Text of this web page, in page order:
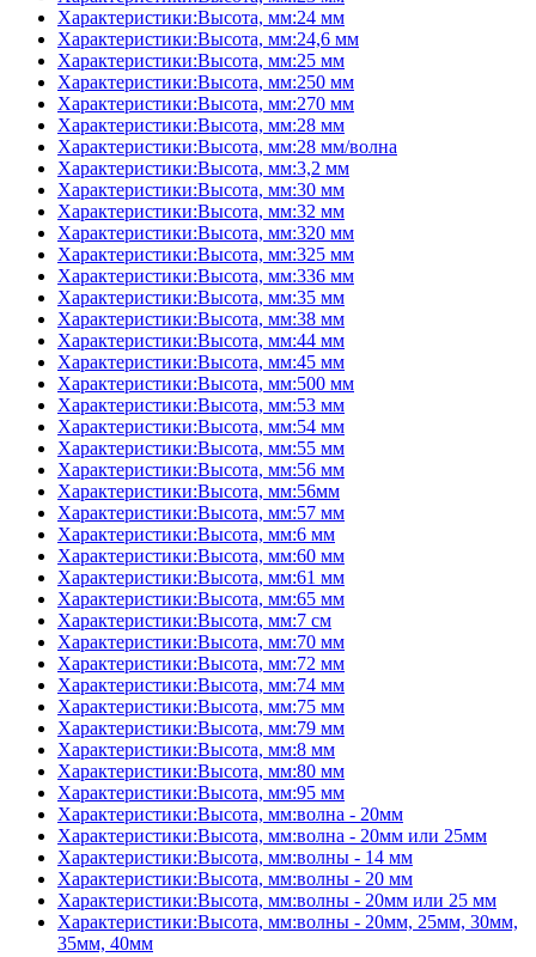
Характеристики:Высота, мм:24 мм
Характеристики:Высота, мм:24,6 мм
Характеристики:Высота, мм:25 мм
Характеристики:Высота, мм:250 мм
Характеристики:Высота, мм:270 мм
Характеристики:Высота, мм:28 мм
Характеристики:Высота, мм:28 мм/волна
Характеристики:Высота, мм:3,2 мм
Характеристики:Высота, мм:30 мм
Характеристики:Высота, мм:32 мм
Характеристики:Высота, мм:320 мм
Характеристики:Высота, мм:325 мм
Характеристики:Высота, мм:336 мм
Характеристики:Высота, мм:35 мм
Характеристики:Высота, мм:38 мм
Характеристики:Высота, мм:44 мм
Характеристики:Высота, мм:45 мм
Характеристики:Высота, мм:500 мм
Характеристики:Высота, мм:53 мм
Характеристики:Высота, мм:54 мм
Характеристики:Высота, мм:55 мм
Характеристики:Высота, мм:56 мм
Характеристики:Высота, мм:56мм
Характеристики:Высота, мм:57 мм
Характеристики:Высота, мм:6 мм
Характеристики:Высота, мм:60 мм
Характеристики:Высота, мм:61 мм
Характеристики:Высота, мм:65 мм
Характеристики:Высота, мм:7 см
Характеристики:Высота, мм:70 мм
Характеристики:Высота, мм:72 мм
Характеристики:Высота, мм:74 мм
Характеристики:Высота, мм:75 мм
Характеристики:Высота, мм:79 мм
Характеристики:Высота, мм:8 мм
Характеристики:Высота, мм:80 мм
Характеристики:Высота, мм:95 мм
Характеристики:Высота, мм:волна - 20мм
Характеристики:Высота, мм:волна - 20мм или 25мм
Характеристики:Высота, мм:волны - 14 мм
Характеристики:Высота, мм:волны - 20 мм
Характеристики:Высота, мм:волны - 20мм или 25 мм
Характеристики:Высота, мм:волны - 20мм, 25мм, 30мм,
35мм, 40мм